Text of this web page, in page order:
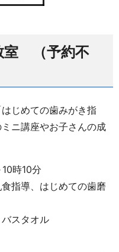
室 （予約不
じめての歯みがき指
ニ講座やお子さんの成
時10分
導、はじめての歯磨
スタオル